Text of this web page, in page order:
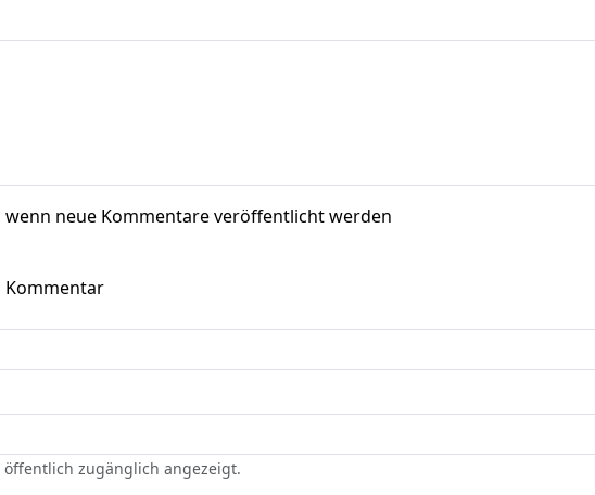
wenn neue Kommentare veröffentlicht werden
zugänglich angezeigt.